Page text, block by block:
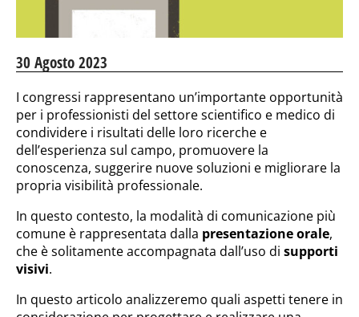
30 Agosto 2023
I congressi rappresentano un’importante opportunità
per i professionisti del settore scientifico e medico di
condividere i risultati delle loro ricerche e
dell’esperienza sul campo, promuovere la
conoscenza, suggerire nuove soluzioni e migliorare la
propria visibilità professionale.
In questo contesto, la modalità di comunicazione più
comune è rappresentata dalla presentazione orale,
che è solitamente accompagnata dall’uso di supporti
visivi.
In questo articolo analizzeremo quali aspetti tenere in